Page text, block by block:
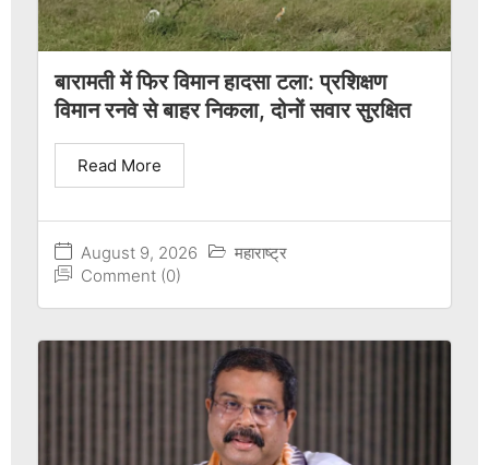
बारामती में फिर विमान हादसा टला: प्रशिक्षण
विमान रनवे से बाहर निकला, दोनों सवार सुरक्षित
August 9, 2026
महाराष्ट्र
Comment (0)
Read More